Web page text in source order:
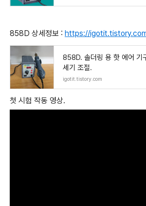
총부터 도구 의
858D 상세정보 : https://
858D. 솔더링 용 핫 에어 기
세기 조절.
igotit.tistory.com
첫 시험 작동 영상.